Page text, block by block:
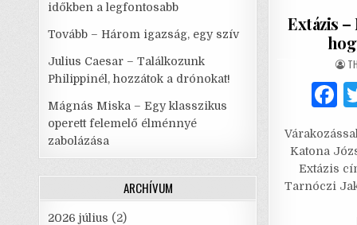
Extázis
c
e
b
Katona
Extázis
Tarnóczi
időkben a legfontosabb
Tovább – Három igazság, egy szív
Julius Caesar – Találkozunk
Philippinél, hozzátok a drónokat!
Mágnás Miska – Egy klasszikus
operett felemelő élménnyé
zabolázása
ARCHÍVUM
2026 július (2)